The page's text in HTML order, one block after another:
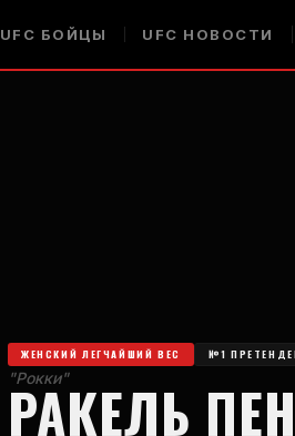
UFC БОЙЦЫ UFC НОВОСТИ
ЖЕНСКИЙ ЛЕГЧАЙШИЙ ВЕС №1
"Рокки"
РАКЕЛЬ